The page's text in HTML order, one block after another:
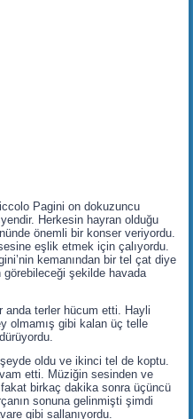
Pagini on dokuzuncu
Herkesin hayran olduğu
önemli bir konser veriyordu.
eşlik etmek için çalıyordu.
kemanından bir tel çat diye
görebileceği şekilde havada
anda terler hücum etti. Hayli
olmamış gibi kalan üç telle
oldu ve ikinci tel de koptu.
etti. Müziğin sesinden ve
birkaç dakika sonra üçüncü
sonuna gelinmişti şimdi
gibi sallanıyordu.